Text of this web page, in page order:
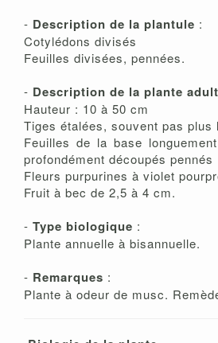
- Description de la plantule :
Cotylédons divisés
Feuilles divisées, pennées.
- Description de la plante
Hauteur : 10 à 50 cm
Tiges étalées, souvent pas
Feuilles de la base
profondément découpés pennés
Fleurs purpurines à violet
Fruit à bec de 2,5 à 4 cm.
- Type biologique :
Plante annuelle à bisannuelle.
- Remarques :
Plante à odeur de musc.